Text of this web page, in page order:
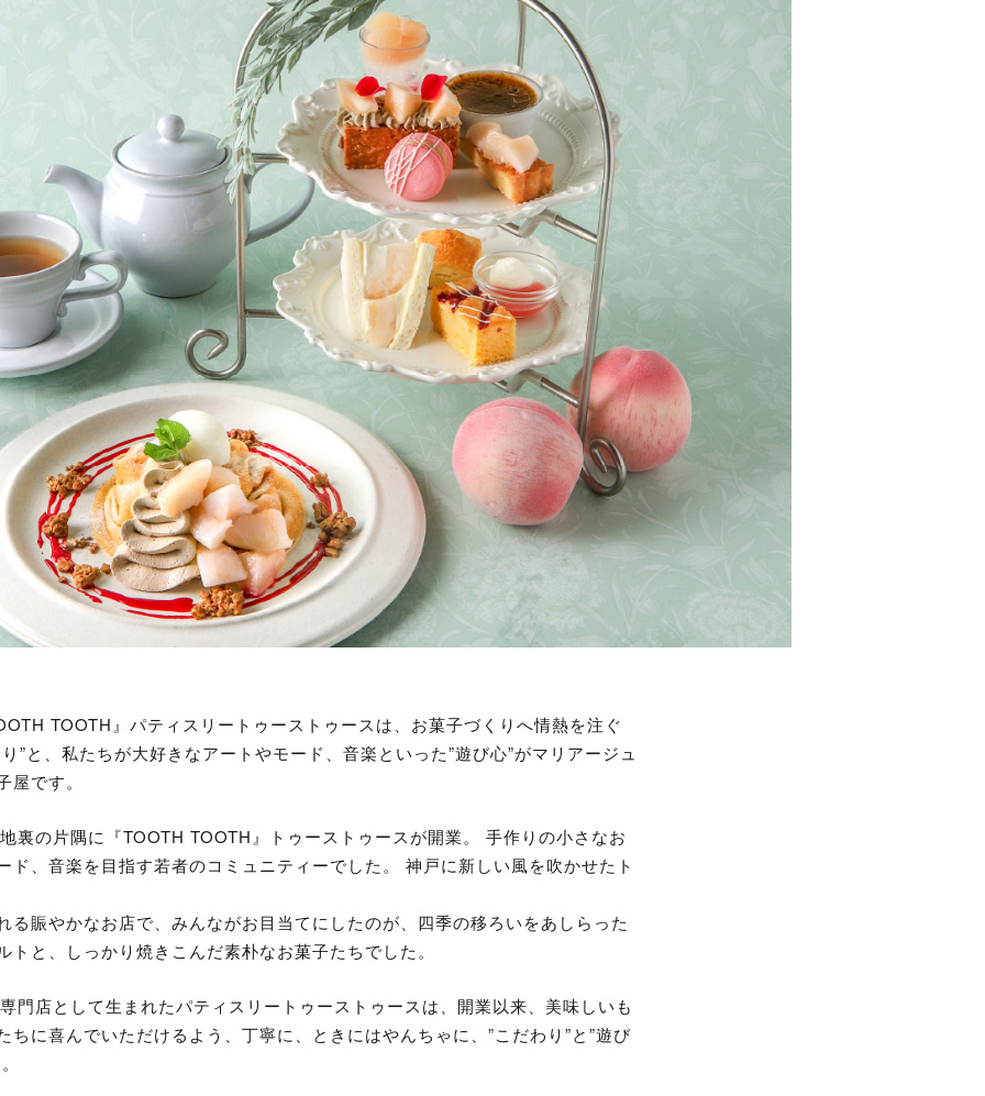
TOOTH』パティスリートゥーストゥースは、お菓子づくりへ情熱を注ぐ
”と、私たちが大好きなアートやモード、音楽といった”遊び心”がマリアージュ
屋です。
裏の片隅に『TOOTH TOOTH』トゥーストゥースが開業。 手作りの小さなお
ド、音楽を目指す若者のコミュニティーでした。 神戸に新しい風を吹かせたト
る賑やかなお店で、みんながお目当てにしたのが、四季の移ろいをあしらった
トと、しっかり焼きこんだ素朴なお菓子たちでした。
門店として生まれたパティスリートゥーストゥースは、開業以来、美味しいも
ちに喜んでいただけるよう、丁寧に、ときにはやんちゃに、”こだわり”と”遊び